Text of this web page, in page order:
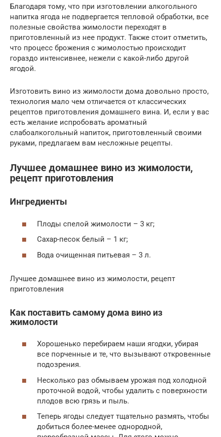
Благодаря тому, что при изготовлении алкогольного
напитка ягода не подвергается тепловой обработки, все
полезные свойства жимолости переходят в
приготовленный из нее продукт. Также стоит отметить,
что процесс брожения с жимолостью происходит
гораздо интенсивнее, нежели с какой-либо другой
ягодой.
Изготовить вино из жимолости дома довольно просто,
технология мало чем отличается от классических
рецептов приготовления домашнего вина. И, если у вас
есть желание испробовать ароматный
слабоалкогольный напиток, приготовленный своими
руками, предлагаем вам несложные рецепты.
Лучшее домашнее вино из жимолости,
рецепт приготовления
Ингредиенты
Плоды спелой жимолости – 3 кг;
Сахар-песок белый – 1 кг;
Вода очищенная питьевая – 3 л.
Лучшее домашнее вино из жимолости, рецепт
приготовления
Как поставить самому дома вино из
жимолости
Хорошенько перебираем наши ягодки, убирая
все порченные и те, что вызывают откровенные
подозрения.
Несколько раз обмываем урожая под холодной
проточной водой, чтобы удалить с поверхности
плодов всю грязь и пыль.
Теперь ягоды следует тщательно размять, чтобы
добиться более-менее однородной,